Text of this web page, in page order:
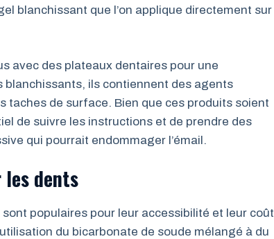
blanchissant que l’on applique directement sur
avec des plateaux dentaires pour une
ils contiennent des agents
taches de surface. Bien que ces produits soient
de suivre les instructions et de prendre des
qui pourrait endommager l’émail.
les dents
populaires pour leur accessibilité et leur coût
du bicarbonate de soude mélangé à du